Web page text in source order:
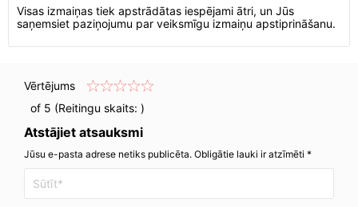
Visas izmaiņas tiek apstrādātas iespējami ātri, un Jūs
saņemsiet paziņojumu par veiksmīgu izmaiņu apstiprināšanu.
Vērtējums
of 5 (Reitingu skaits: )
Atstājiet atsauksmi
Jūsu e-pasta adrese netiks publicēta. Obligātie lauki ir atzīmēti *